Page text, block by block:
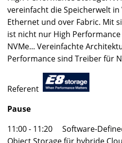
vereinfacht die Speicherwelt
Ethernet und over Fabric. Mit
ist nicht nur High Performance
NVMe... Vereinfachte
Performance sind Treiber für
Referent
Pause
11:00 - 11:20 Software-